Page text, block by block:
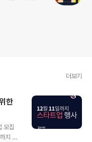
더보기
한
모집
지 3.